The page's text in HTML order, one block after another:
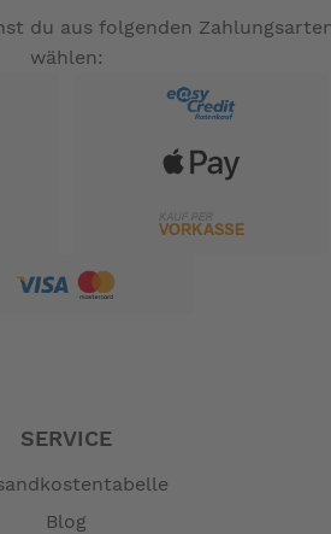
du aus folgenden
wählen:
SERVICE
Blog